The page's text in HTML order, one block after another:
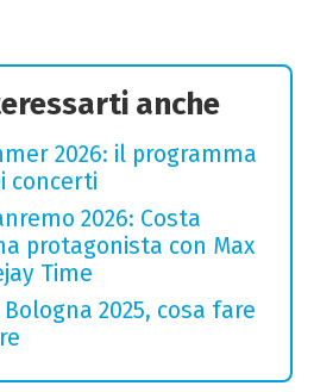
anche
2026: il programma
concerti
2026: Costa
protagonista con Max
Time
2025, cosa fare